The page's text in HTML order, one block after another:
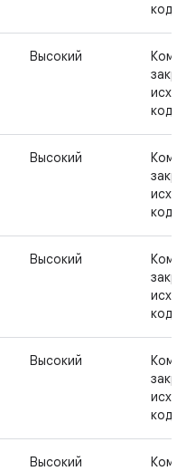
Высокий
Высокий
Высокий
Высокий
Высокий